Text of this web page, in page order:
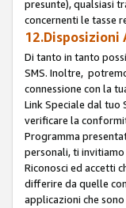
presunte), qualsiasi
concernenti le tasse
12.Disposizioni
Di tanto in tanto
SMS. Inoltre,
connessione con la
Link Speciale dal tuo
verificare la
Programma
personali, ti
Riconosci ed accetti
differire da quelle
applicazioni che